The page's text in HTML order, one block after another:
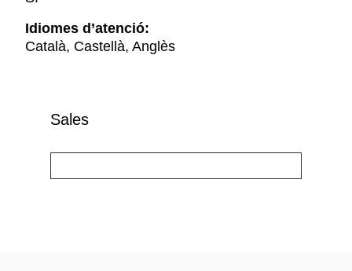
Idiomes d’atenció:
Català, Castellà, Anglès
Sales